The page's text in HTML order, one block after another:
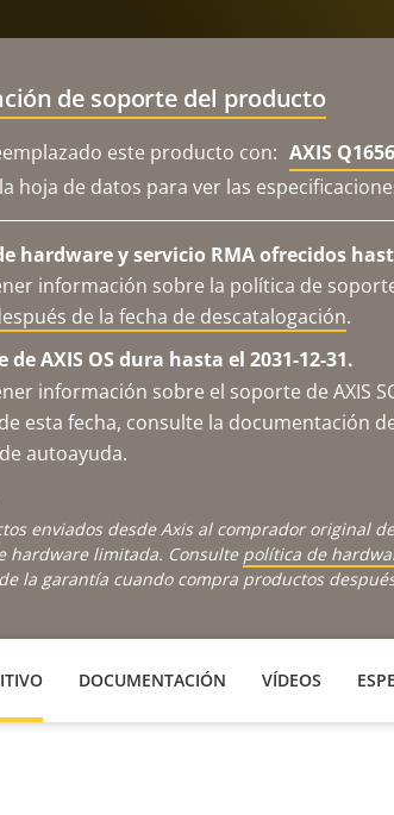
de soporte del producto
este producto con: AXIS
hoja de datos para ver las
hardware y servicio RMA ofrecidos
información sobre la política de
de la fecha de descatalogación.
de AXIS OS dura hasta el 2031-12-31.
información sobre el soporte de AXIS
esta fecha, consulte la documentación
autoayuda.
enviados desde Axis al comprador original
hardware limitada. Consulte política de
la garantía cuando compra productos
DOCUMENTACIÓN VÍDEOS